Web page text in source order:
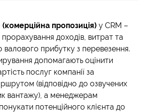
пропозиція) у CRM –
доходів, витрат та
валового прибутку з перевезення.
допомагають оцінити
послуг компанії за
(відповідно до озвучених
вантажу), а менеджерам
потенційного клієнта до